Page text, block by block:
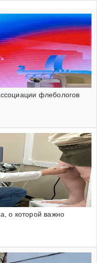
флебологов
о которой важно